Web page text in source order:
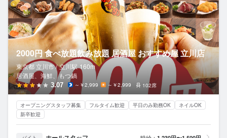
2000円 食べ放題飲み放題 居酒屋 おすすめ屋 立川店
東京都 立川市 / 立川駅 160m
居酒屋、海鮮、もつ鍋
3.07 ～￥2,999 ～￥2,999 102席
オープニングスタッフ募集 フルタイム歓迎 平日のみ勤務OK
ネイルOK
新卒歓迎